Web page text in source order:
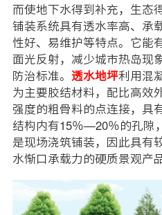
而使地下水得到补充，生态
铺装系统具有透水率高、承
性好、易维护等特点。它能
面光反射，减少城市热岛现
防治标准。 透水地坪利用混
为主要胶结材料，配比高效
强度的粗骨料的点连接，具
结构内有15％—20％的孔隙
是现场浇筑铺装，因此具有
水惭口承载力的硬质景观产品